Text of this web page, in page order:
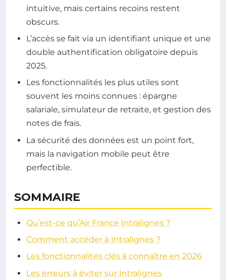
intuitive, mais certains recoins restent
obscurs.
L’accès se fait via un identifiant unique et une
double authentification obligatoire depuis
2025.
Les fonctionnalités les plus utiles sont
souvent les moins connues : épargne
salariale, simulateur de retraite, et gestion des
notes de frais.
La sécurité des données est un point fort,
mais la navigation mobile peut être
perfectible.
SOMMAIRE
Qu’est-ce qu’Air France Intralignes ?
Comment accéder à Intralignes ?
Les fonctionnalités clés à connaître en 2026
Les erreurs à éviter sur Intralignes